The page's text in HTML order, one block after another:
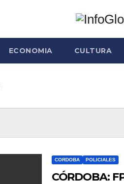
ECONOMIA CULTURA
CORDOBA POLICIALES
CÓRDOBA: